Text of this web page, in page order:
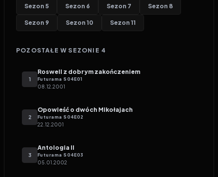
Sezon 5 Sezon 6 Sezon 7 Sezon 8
Sezon 9 Sezon 10 Sezon 11
POZOSTAŁE W SEZONIE 4
1
Roswell z dobrym zakończeniem
Futurama S04E01
08.12.2001
2
Opowieść o dwóch Mikołajach
Futurama S04E02
22.12.2001
3
Antologia II
Futurama S04E03
05.01.2002